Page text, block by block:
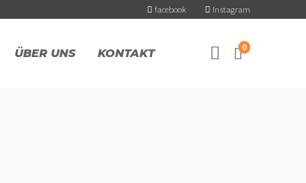
facebook Instagram
ÜBER UNS KONTAKT 0